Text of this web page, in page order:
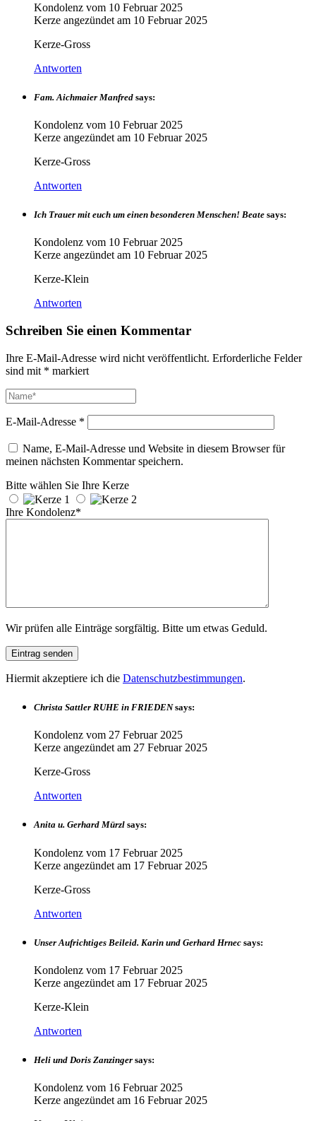
Kondolenz vom 10 Februar 2025
Kerze angezündet am 10 Februar 2025
Kerze-Gross
Antworten
Fam. Aichmaier Manfred says:
Kondolenz vom 10 Februar 2025
Kerze angezündet am 10 Februar 2025
Kerze-Gross
Antworten
Ich Trauer mit euch um einen besonderen Menschen! Beate says:
Kondolenz vom 10 Februar 2025
Kerze angezündet am 10 Februar 2025
Kerze-Klein
Antworten
Schreiben Sie einen Kommentar
Ihre E-Mail-Adresse wird nicht veröffentlicht. Erforderliche Felder
sind mit * markiert
E-Mail-Adresse *
Name, E-Mail-Adresse und Website in diesem Browser für
meinen nächsten Kommentar speichern.
Bitte wählen Sie Ihre Kerze
Ihre Kondolenz*
Wir prüfen alle Einträge sorgfältig. Bitte um etwas Geduld.
Hiermit akzeptiere ich die Datenschutzbestimmungen.
Christa Sattler RUHE in FRIEDEN says:
Kondolenz vom 27 Februar 2025
Kerze angezündet am 27 Februar 2025
Kerze-Gross
Antworten
Anita u. Gerhard Mürzl says:
Kondolenz vom 17 Februar 2025
Kerze angezündet am 17 Februar 2025
Kerze-Gross
Antworten
Unser Aufrichtiges Beileid. Karin und Gerhard Hrnec says:
Kondolenz vom 17 Februar 2025
Kerze angezündet am 17 Februar 2025
Kerze-Klein
Antworten
Heli und Doris Zanzinger says:
Kondolenz vom 16 Februar 2025
Kerze angezündet am 16 Februar 2025